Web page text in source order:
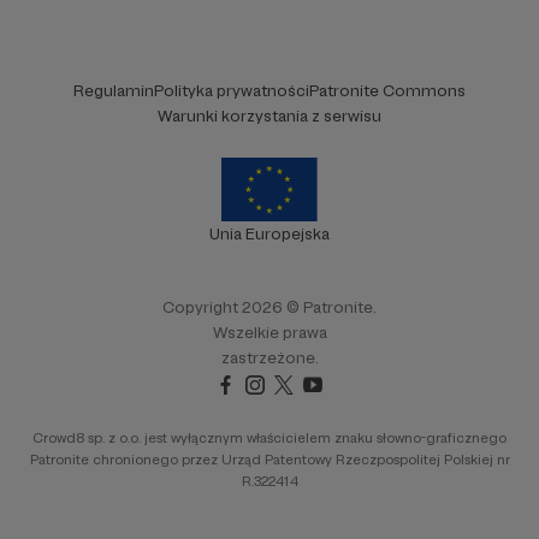
RegulaminPolityka prywatnościPatronite Commons
Warunki korzystania z serwisu
Unia Europejska
Copyright 2026 © Patronite.
Wszelkie prawa
zastrzeżone.
Crowd8 sp. z o.o. jest wyłącznym właścicielem znaku słowno-graficznego
Patronite chronionego przez Urząd Patentowy Rzeczpospolitej Polskiej nr
R.322414